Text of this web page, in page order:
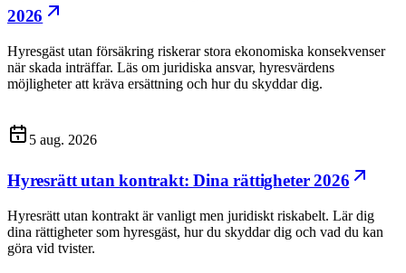
2026
Hyresgäst utan försäkring riskerar stora ekonomiska konsekvenser
när skada inträffar. Läs om juridiska ansvar, hyresvärdens
möjligheter att kräva ersättning och hur du skyddar dig.
5 aug. 2026
Hyresrätt utan kontrakt: Dina rättigheter 2026
Hyresrätt utan kontrakt är vanligt men juridiskt riskabelt. Lär dig
dina rättigheter som hyresgäst, hur du skyddar dig och vad du kan
göra vid tvister.